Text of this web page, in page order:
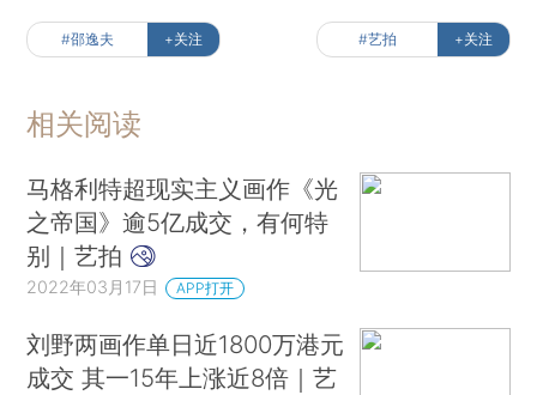
#邵逸夫 +关注 #艺拍 +关注
相关阅读
马格利特超现实主义画作《光
之帝国》逾5亿成交，有何特
别｜艺拍
2022年03月17日 APP打开
刘野两画作单日近1800万港元
成交 其一15年上涨近8倍｜艺